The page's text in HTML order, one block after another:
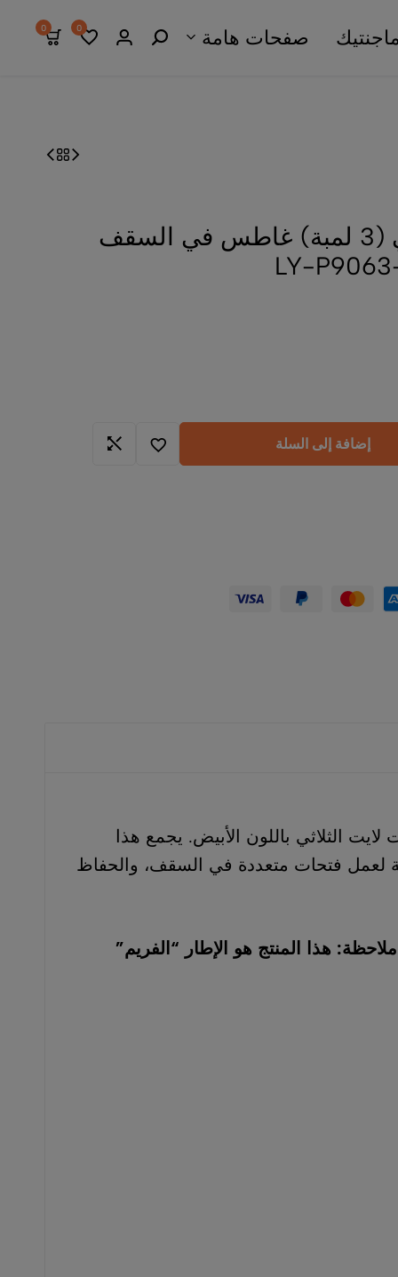
ماجنتيك صفحات هامة 0
0
فريم سبوت لايت ثلاثي (3 لمبة) غاطس في السقف
إضافة إلى السلة
الثلاثي باللون الأبيض. يجمع هذا
لعمل فتحات متعددة في السقف، والحفاظ
هذا المنتج هو الإطار “الفريم”